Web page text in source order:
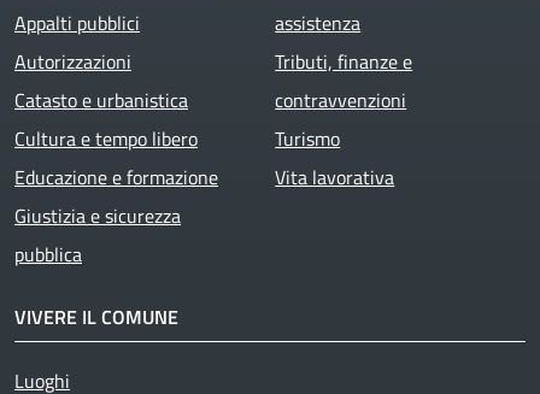
Appalti pubblici
Autorizzazioni
Catasto e urbanistica
Cultura e tempo libero
Educazione e formazione
Giustizia e sicurezza
pubblica
assistenza
Tributi, finanze e
contravvenzioni
Turismo
Vita lavorativa
VIVERE IL COMUNE
Luoghi